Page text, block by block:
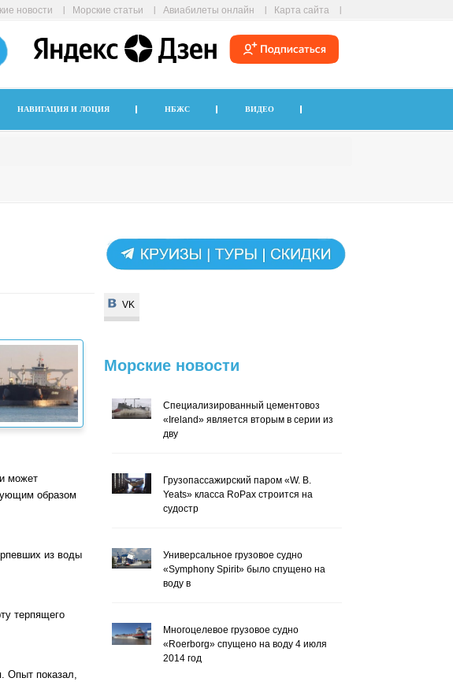
новости Морские статьи Авиабилеты онлайн Карта сайта
НАВИГАЦИЯ И ЛОЦИЯ НБЖС ВИДЕО
может
образом
из воды
терпящего
Опыт показал,
VK
VK
Морские новости
Специализированный цементовоз
«Ireland» является вторым в серии из
дву
Грузопассажирский паром «W. B.
Yeats» класса RoPax строится на
судостр
Универсальное грузовое судно
«Symphony Spirit» было спущено на
воду в
Многоцелевое грузовое судно
«Roerborg» спущено на воду 4 июля
2014 год